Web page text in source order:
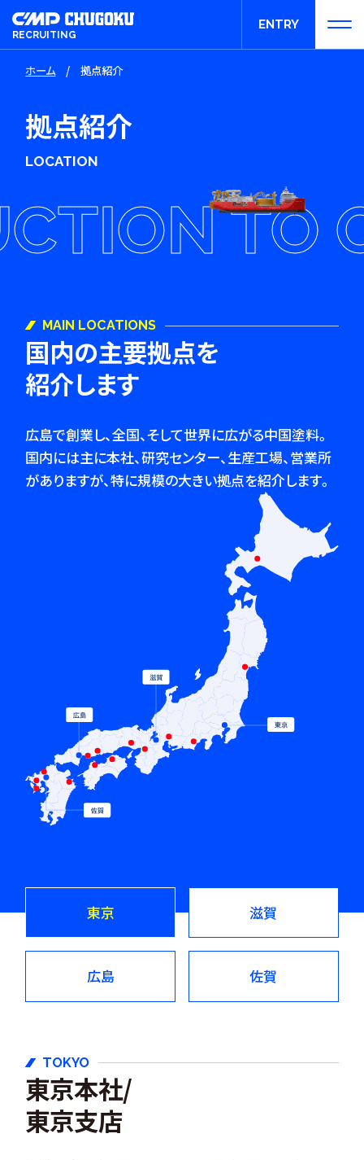
RECRUITING
ENTRY
ホーム/拠点紹介
拠点紹介
LOCATION
TO
MAIN LOCATIONS
国内の主要拠点を
紹介します
広島で創業し、全国、そして世界に広がる中国塗料。
国内には主に本社、研究センター、生産工場、営業所
がありますが、特に規模の大きい拠点を紹介します。
東京 滋賀
広島 佐賀
TOKYO
東京本社/
東京支店